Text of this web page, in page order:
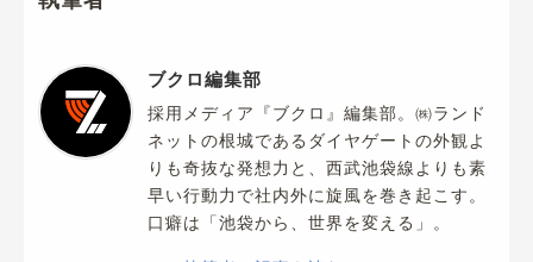
ブクロ編集部
採用メディア『ブクロ』編集部。㈱ランド
ネットの根城であるダイヤゲートの外観よ
りも奇抜な発想力と、西武池袋線よりも素
早い行動力で社内外に旋風を巻き起こす。
口癖は「池袋から、世界を変える」。